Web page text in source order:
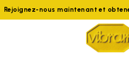
Rejoignez-nous maintenant et